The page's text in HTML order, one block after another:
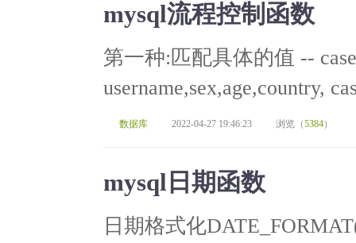
mysql流程控制函数
第一种:匹配具体的值 --
username,sex,age,country,
数据库 2022-04-27 19:46:23 浏览（5384）
mysql日期函数
日期格式化